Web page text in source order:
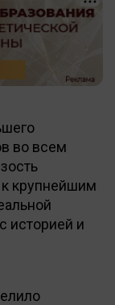
во всем
к крупнейшим
историей и